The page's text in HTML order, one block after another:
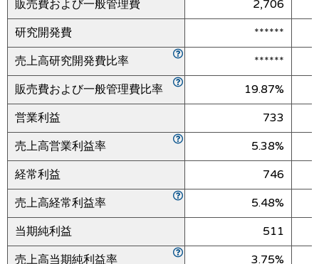
販売費および一般管理費
2,706
研究開発費
******
売上高研究開発費比率
******
販売費および一般管理費比率
19.87%
営業利益
733
売上高営業利益率
5.38%
経常利益
746
売上高経常利益率
5.48%
当期純利益
511
売上高当期純利益率
3.75%